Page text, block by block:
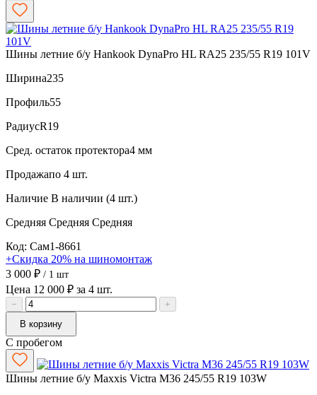
Шины летние б/у Hankook DynaPro HL RA25 235/55 R19 101V
Ширина235
Профиль55
РадиусR19
Сред. остаток протектора4 мм
Продажапо 4 шт.
Наличие В наличии (4 шт.)
Средняя Средняя Средняя
Код: Сам1-8661
+Скидка 20% на шиномонтаж
3 000 ₽ / 1 шт
Цена 12 000 ₽ за 4 шт.
−
+
В корзину
С пробегом
Шины летние б/у Maxxis Victra M36 245/55 R19 103W